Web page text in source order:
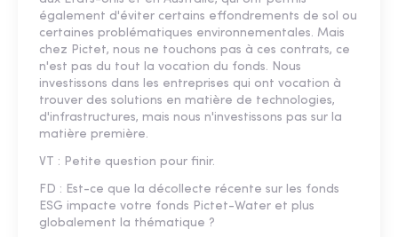
également d'éviter certains effondrements de sol ou
certaines problématiques environnementales. Mais
chez Pictet, nous ne touchons pas à ces contrats, ce
n'est pas du tout la vocation du fonds. Nous
investissons dans les entreprises qui ont vocation à
trouver des solutions en matière de technologies,
d'infrastructures, mais nous n'investissons pas sur la
matière première.
VT : Petite question pour finir.
FD : Est-ce que la décollecte récente sur les fonds
ESG impacte votre fonds Pictet-Water et plus
globalement la thématique ?